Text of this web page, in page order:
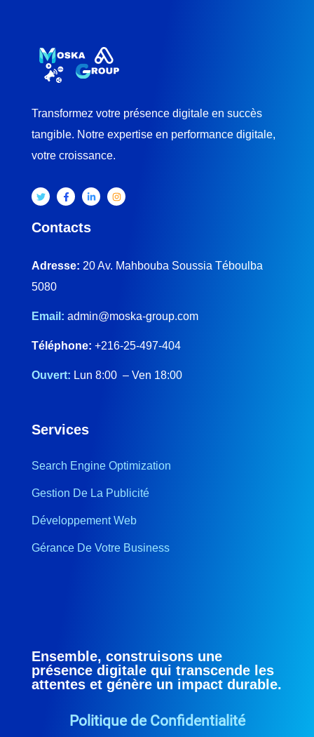
Transformez votre présence digitale en succès
tangible. Notre expertise en performance digitale,
votre croissance.
Contacts
Adresse: 20 Av. Mahbouba Soussia Téboulba
5080
Email: admin@moska-group.com
Téléphone: +216-25-497-404
Ouvert: Lun 8:00 – Ven 18:00
Services
Search Engine Optimization
Gestion De La Publicité
Développement Web
Gérance De Votre Business
Ensemble, construisons une
présence digitale qui transcende les
attentes et génère un impact durable.
Politique de Confidentialité